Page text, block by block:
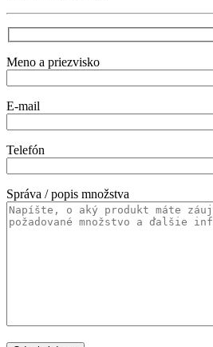
Meno a priezvisko
E-mail
Telefón
Správa / popis množstva